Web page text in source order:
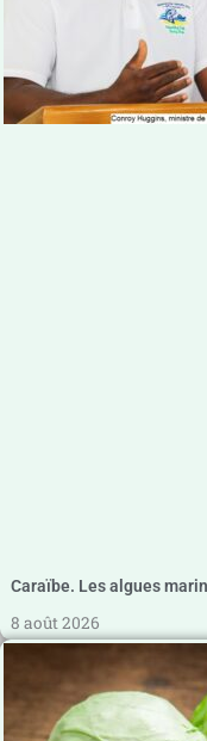
Caraïbe. Les algues
8 août 2026